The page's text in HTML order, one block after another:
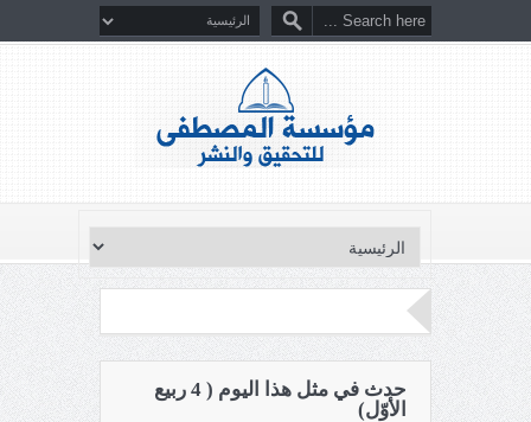
حدث في مثل هذا اليوم ( 4 ربيع
الأوّل)